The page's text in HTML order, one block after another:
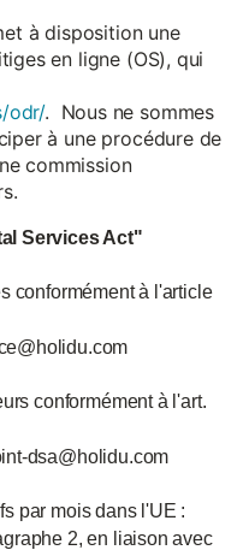
à disposition une
en ligne (OS), qui
odr/. Nous ne sommes
à une procédure de
commission
Services Act"
conformément à l'article
conformément à l'art.
dsa@holidu.com
par mois dans l'UE :
2, en liaison avec